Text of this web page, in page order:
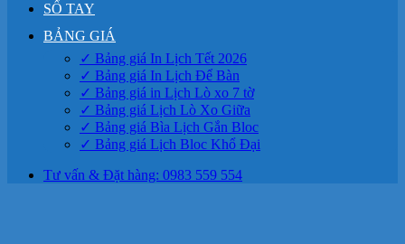
SỔ TAY
BẢNG GIÁ
✓ Bảng giá In Lịch Tết 2026
✓ Bảng giá In Lịch Để Bàn
✓ Bảng giá in Lịch Lò xo 7 tờ
✓ Bảng giá Lịch Lò Xo Giữa
✓ Bảng giá Bìa Lịch Gắn Bloc
✓ Bảng giá Lịch Bloc Khổ Đại
Tư vấn & Đặt hàng: 0983 559 554